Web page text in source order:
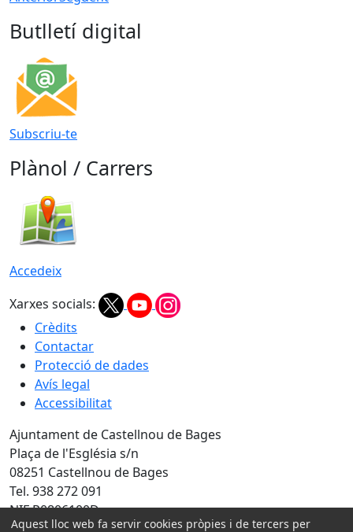
Butlletí digital
Subscriu-te
Plànol / Carrers
Accedeix
Xarxes socials:
Crèdits
Contactar
Protecció de dades
Avís legal
Accessibilitat
Ajuntament de Castellnou de Bages
Plaça de l'Església s/n
08251 Castellnou de Bages
Tel. 938 272 091
NIF P0806100D
Aquest lloc web fa servir cookies pròpies i de tercers per